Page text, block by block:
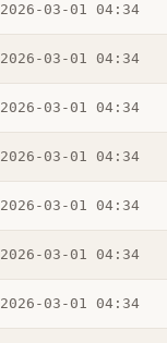
2026-03-01 04:34
2026-03-01 04:34
2026-03-01 04:34
2026-03-01 04:34
2026-03-01 04:34
2026-03-01 04:34
2026-03-01 04:34